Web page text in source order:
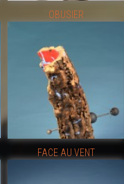
OBUSIER
FACE AU VENT